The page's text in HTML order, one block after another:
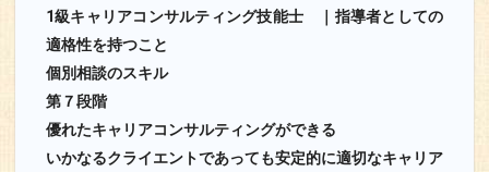
1級キャリアコンサルティング技能士 ｜指導者としての
適格性を持つこと
個別相談のスキル
第７段階
優れたキャリアコンサルティングができる
いかなるクライエントであっても安定的に適切なキャリア